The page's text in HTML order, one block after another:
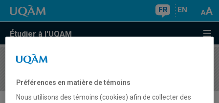
FR EN
Étudier à l'UQAM
COURS//
Préférences en matière de témoins
Nous utilisons des témoins (cookies) afin de collecter des